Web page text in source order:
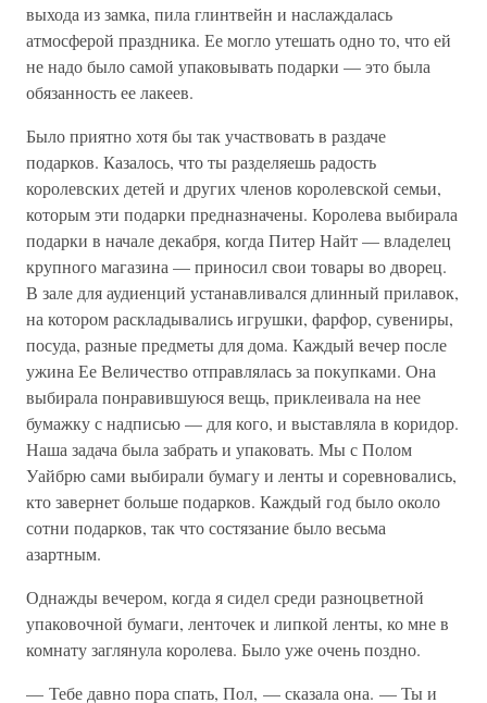
выхода из замка, пила глинтвейн и наслаждалась
атмосферой праздника. Ее могло утешать одно то, что ей
не надо было самой упаковывать подарки — это была
обязанность ее лакеев.
Было приятно хотя бы так участвовать в раздаче
подарков. Казалось, что ты разделяешь радость
королевских детей и других членов королевской семьи,
которым эти подарки предназначены. Королева выбирала
подарки в начале декабря, когда Питер Найт — владелец
крупного магазина — приносил свои товары во дворец.
В зале для аудиенций устанавливался длинный прилавок,
на котором раскладывались игрушки, фарфор, сувениры,
посуда, разные предметы для дома. Каждый вечер после
ужина Ее Величество отправлялась за покупками. Она
выбирала понравившуюся вещь, приклеивала на нее
бумажку с надписью — для кого, и выставляла в коридор.
Наша задача была забрать и упаковать. Мы с Полом
Уайбрю сами выбирали бумагу и ленты и соревновались,
кто завернет больше подарков. Каждый год было около
сотни подарков, так что состязание было весьма
азартным.
Однажды вечером, когда я сидел среди разноцветной
упаковочной бумаги, ленточек и липкой ленты, ко мне в
комнату заглянула королева. Было уже очень поздно.
— Тебе давно пора спать, Пол, — сказала она. — Ты и